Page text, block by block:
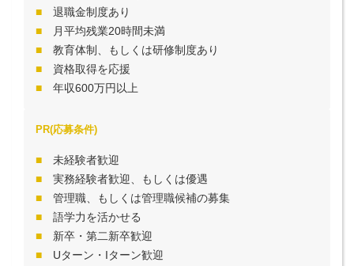
退職金制度あり
月平均残業20時間未満
教育体制、もしくは研修制度あり
資格取得を応援
年収600万円以上
PR(応募条件)
未経験者歓迎
実務経験者歓迎、もしくは優遇
管理職、もしくは管理職候補の募集
語学力を活かせる
新卒・第二新卒歓迎
Uターン・Iターン歓迎